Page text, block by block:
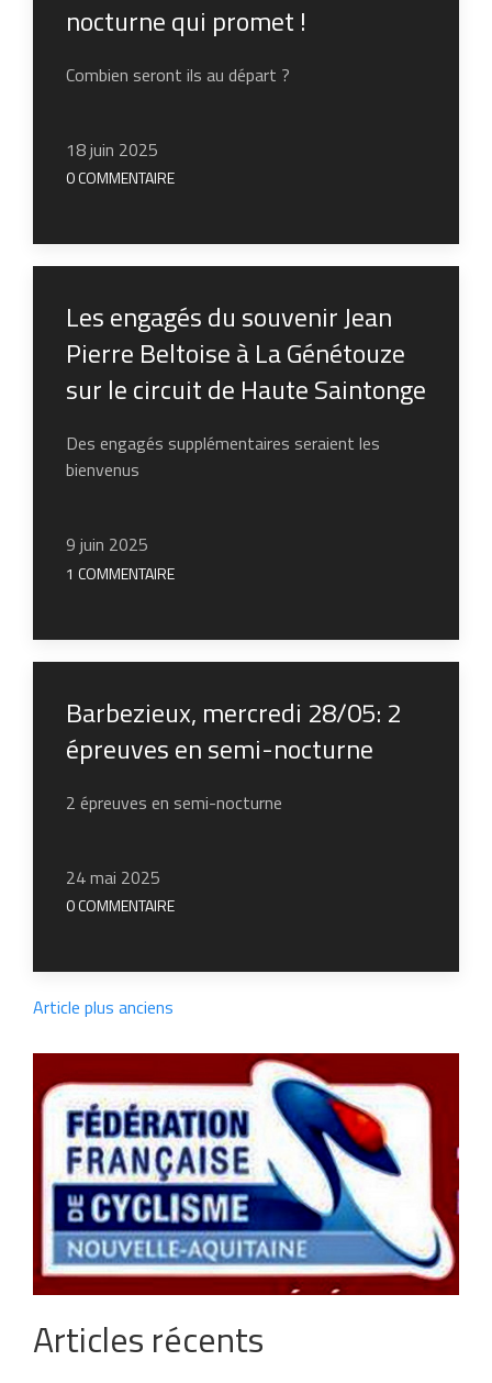
nocturne qui promet !
Combien seront ils au départ ?
18 juin 2025
0 COMMENTAIRE
Les engagés du souvenir Jean
Pierre Beltoise à La Génétouze
sur le circuit de Haute Saintonge
Des engagés supplémentaires seraient les
bienvenus
9 juin 2025
1 COMMENTAIRE
Barbezieux, mercredi 28/05: 2
épreuves en semi-nocturne
2 épreuves en semi-nocturne
24 mai 2025
0 COMMENTAIRE
Article plus anciens
Articles récents